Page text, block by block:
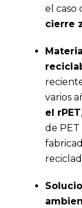
el caso
cierre
varios
el rPET
de